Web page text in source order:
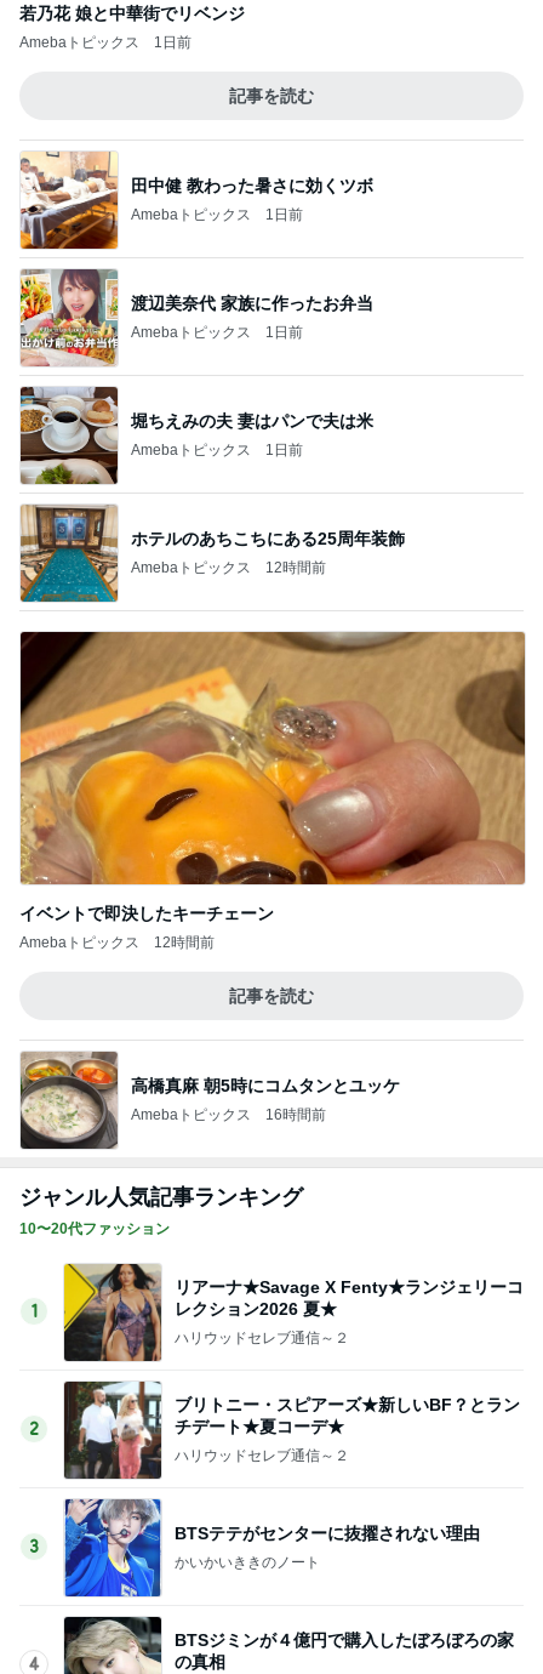
若乃花 娘と中華街でリベンジ
Amebaトピックス 1日前
記事を読む
田中健 教わった暑さに効くツボ
Amebaトピックス 1日前
渡辺美奈代 家族に作ったお弁当
Amebaトピックス 1日前
堀ちえみの夫 妻はパンで夫は米
Amebaトピックス 1日前
ホテルのあちこちにある25周年装飾
Amebaトピックス 12時間前
イベントで即決したキーチェーン
Amebaトピックス 12時間前
記事を読む
高橋真麻 朝5時にコムタンとユッケ
Amebaトピックス 16時間前
ジャンル人気記事ランキング
10〜20代ファッション
1
リアーナ★Savage X Fenty★ランジェリーコ
レクション2026 夏★
ハリウッドセレブ通信～２
2
ブリトニー・スピアーズ★新しいBF？とラン
チデート★夏コーデ★
ハリウッドセレブ通信～２
3
BTSテテがセンターに抜擢されない理由
かいかいききのノート
4
BTSジミンが４億円で購入したぼろぼろの家
の真相